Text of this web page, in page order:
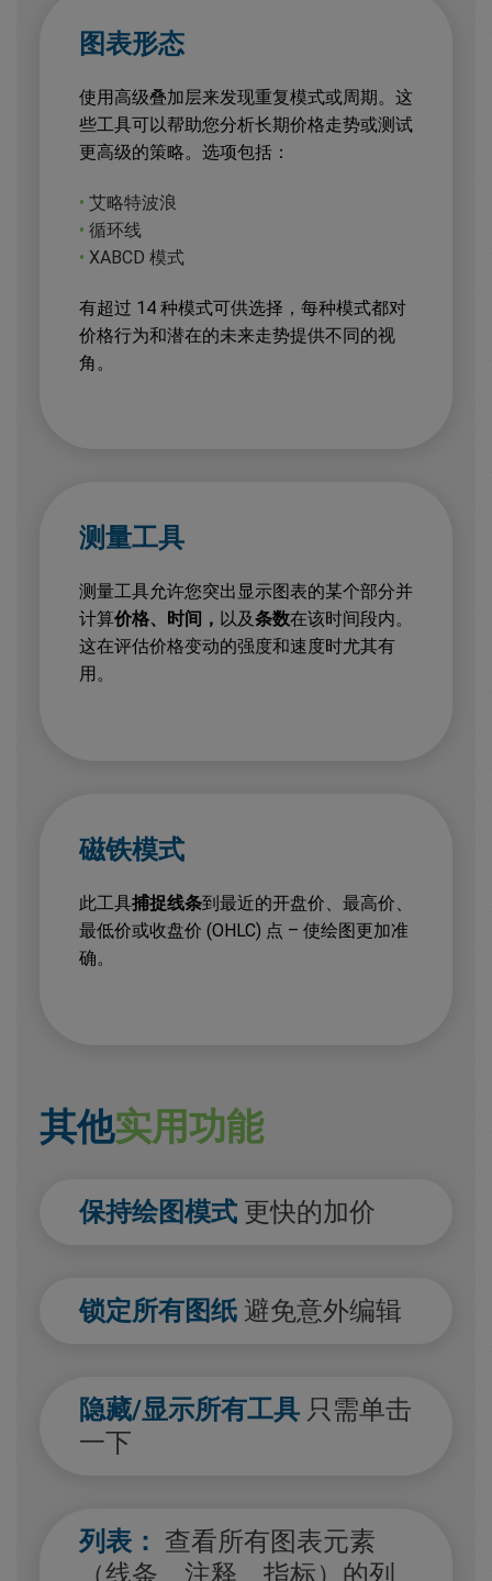
图表形态
使用高级叠加层来发现重复模式或周期。这
些工具可以帮助您分析长期价格走势或测试
更高级的策略。选项包括：
• 艾略特波浪
• 循环线
• XABCD 模式
有超过 14 种模式可供选择，每种模式都对
价格行为和潜在的未来走势提供不同的视
角。
测量工具
测量工具允许您突出显示图表的某个部分并
计算价格、时间， 以及条数在该时间段内。
这在评估价格变动的强度和速度时尤其有
用。
磁铁模式
此工具捕捉线条到最近的开盘价、最高价、
最低价或收盘价 (OHLC) 点 – 使绘图更加准
确。
其他实用功能
保持绘图模式 更快的加价
锁定所有图纸 避免意外编辑
隐藏/显示所有工具 只需单击
一下
列表： 查看所有图表元素
（线条、注释、指标）的列